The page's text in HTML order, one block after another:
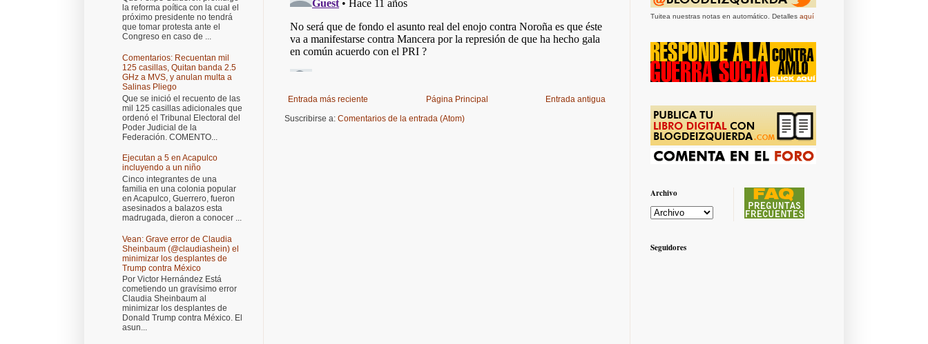
Entrada más reciente Entrada antigua
Página Principal
Suscribirse a: Comentarios de la entrada (Atom)
la reforma poítica con la cual el
próximo presidente no tendrá
que tomar protesta ante el
Congreso en caso de ...
Comentarios: Recuentan mil
125 casillas, Quitan banda 2.5
GHz a MVS, y anulan multa a
Salinas Pliego
Que se inició el recuento de las
mil 125 casillas adicionales que
ordenó el Tribunal Electoral del
Poder Judicial de la
Federación. COMENTO...
Ejecutan a 5 en Acapulco
incluyendo a un niño
Cinco integrantes de una
familia en una colonia popular
en Acapulco, Guerrero, fueron
asesinados a balazos esta
madrugada, dieron a conocer ...
Vean: Grave error de Claudia
Sheinbaum (@claudiashein) el
minimizar los desplantes de
Trump contra México
Por Victor Hernández Está
cometiendo un gravísimo error
Claudia Sheinbaum al
minimizar los desplantes de
Donald Trump contra México. El
asun...
Tuitea nuestras notas en automático. Detalles aquí
Archivo
Seguidores